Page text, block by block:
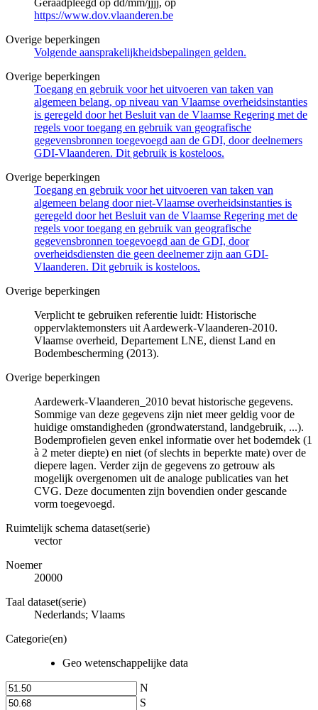
https://www.dov.vlaanderen.be
Overige beperkingen
Volgende aansprakelijkheidsbepalingen gelden.
Overige beperkingen
Toegang en gebruik voor het uitvoeren van taken van
algemeen belang, op niveau van Vlaamse overheidsinstanties
is geregeld door het Besluit van de Vlaamse Regering met de
regels voor toegang en gebruik van geografische
gegevensbronnen toegevoegd aan de GDI, door deelnemers
GDI-Vlaanderen. Dit gebruik is kosteloos.
Overige beperkingen
Toegang en gebruik voor het uitvoeren van taken van
algemeen belang door niet-Vlaamse overheidsinstanties is
geregeld door het Besluit van de Vlaamse Regering met de
regels voor toegang en gebruik van geografische
gegevensbronnen toegevoegd aan de GDI, door
overheidsdiensten die geen deelnemer zijn aan GDI-
Vlaanderen. Dit gebruik is kosteloos.
Overige beperkingen
Verplicht te gebruiken referentie luidt: Historische
oppervlaktemonsters uit Aardewerk-Vlaanderen-2010.
Vlaamse overheid, Departement LNE, dienst Land en
Bodembescherming (2013).
Overige beperkingen
Aardewerk-Vlaanderen_2010 bevat historische gegevens.
Sommige van deze gegevens zijn niet meer geldig voor de
huidige omstandigheden (grondwaterstand, landgebruik, ...).
Bodemprofielen geven enkel informatie over het bodemdek (1
à 2 meter diepte) en niet (of slechts in beperkte mate) over de
diepere lagen. Verder zijn de gegevens zo getrouw als
mogelijk overgenomen uit de analoge publicaties van het
CVG. Deze documenten zijn bovendien onder gescande
vorm toegevoegd.
Ruimtelijk schema dataset(serie)
vector
Noemer
20000
Taal dataset(serie)
Nederlands; Vlaams
Categorie(en)
Geo wetenschappelijke data
N
S